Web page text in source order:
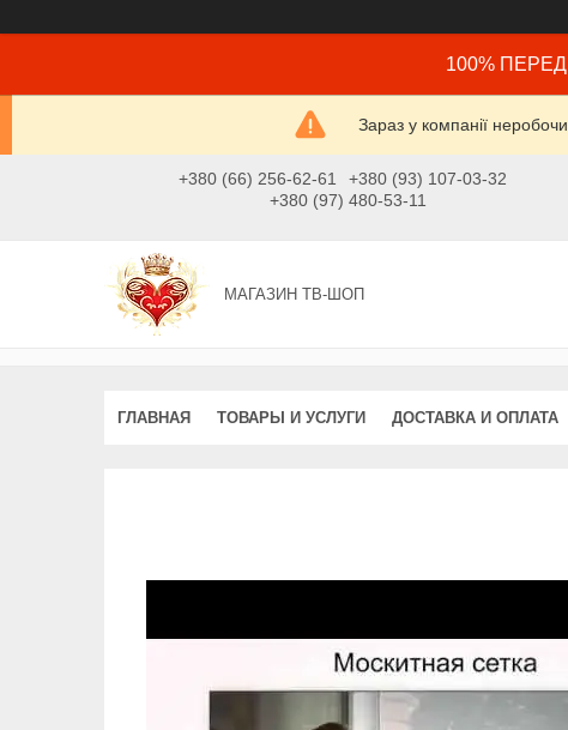
100%
Зараз у компанії
+380 (66) 256-62-61
+380 (93) 107-03-32
+380 (97) 480-53-11
МАГАЗИН ТВ-ШОП
ГЛАВНАЯ ТОВАРЫ И УСЛУГИ ДОСТАВКА И ОПЛАТА